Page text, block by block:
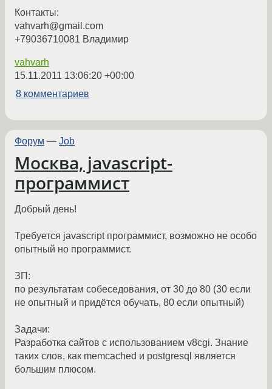
Контакты:
vahvarh@gmail.com
+79036710081 Владимир
vahvarh
15.11.2011 13:06:20 +00:00
8 комментариев
Форум — Job
Москва, javascript-
программист
Добрый день!
Требуется javascript программист, возможно не особо
опытный но программист.
ЗП:
по результатам собеседования, от 30 до 80 (30 если
не опытный и придётся обучать, 80 если опытный)
Задачи:
Разработка сайтов с использованием v8cgi. Знание
таких слов, как memcached и postgresql является
большим плюсом.